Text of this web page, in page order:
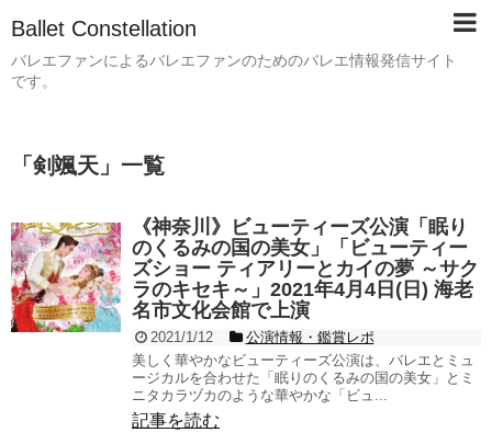
Ballet Constellation
バレエファンによるバレエファンのためのバレエ情報発信サイト
です。
「 剣颯天 」 一覧
《神奈川》ビューティーズ公演「眠り
のくるみの国の美女」「ビューティー
ズショー ティアリーとカイの夢 ～サク
ラのキセキ～」2021年4月4日(日) 海老
名市文化会館で上演
2021/1/12
公演情報・鑑賞レポ
美しく華やかなビューティーズ公演は、バレエとミュ
ージカルを合わせた「眠りのくるみの国の美女」とミ
ニタカラヅカのような華やかな「ビュ...
記事を読む